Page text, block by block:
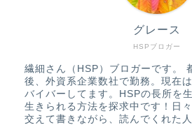
HSPブロガー
グレース
繊細さん（HSP）ブロガーです。
後、外資系企業数社で勤務。現在
バイバーしてます。HSPの長所を
生きられる方法を探求中です！日
交えて書きながら、読んでくれた